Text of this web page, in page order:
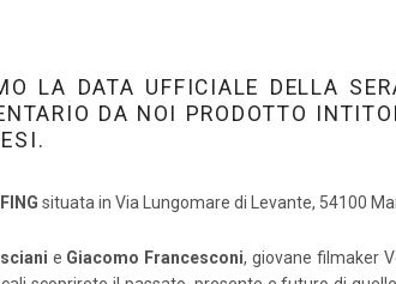
LA DATA UFFICIALE DELLA
DA NOI PRODOTTO
situata in Via Lungomare di Levante, 54100
e Giacomo Francesconi, giovane filmaker